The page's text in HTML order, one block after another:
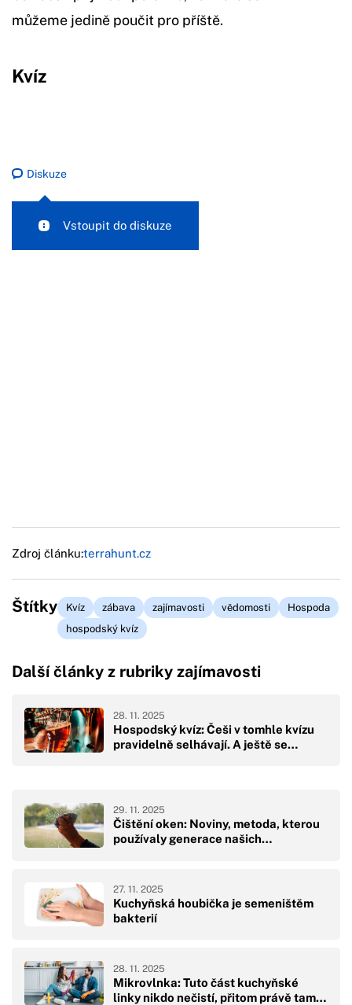
můžeme jedině poučit pro příště.
Kvíz
Diskuze
Vstoupit do diskuze
Zdroj článku:terrahunt.cz
Štítky Kvíz zábava zajímavosti vědomosti
Hospoda
hospodský kvíz
Další články z rubriky zajímavosti
Hospodský kvíz: Češi v tomhle kvízu
pravidelně selhávají. A ještě se…
28. 11. 2025
Čištění oken: Noviny, metoda, kterou
používaly generace našich…
29. 11. 2025
Kuchyňská houbička je semeništěm
bakterií
27. 11. 2025
Mikrovlnka: Tuto část kuchyňské
linky nikdo nečistí, přitom právě tam…
28. 11. 2025